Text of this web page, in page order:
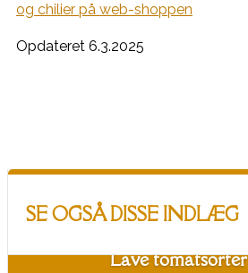
og chilier på web-shoppen
Opdateret 6.3.2025
SE OGSÅ DISSE INDLÆG
Lave